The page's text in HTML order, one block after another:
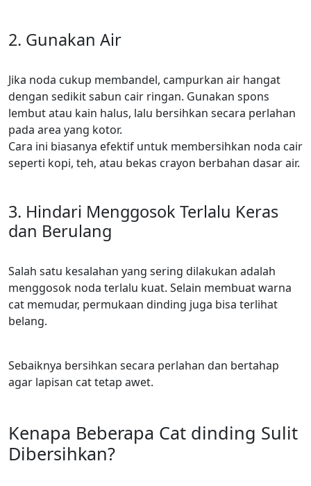
2. Gunakan Air
Jika noda cukup membandel, campurkan air hangat
dengan sedikit sabun cair ringan. Gunakan spons
lembut atau kain halus, lalu bersihkan secara perlahan
pada area yang kotor.
Cara ini biasanya efektif untuk membersihkan noda cair
seperti kopi, teh, atau bekas crayon berbahan dasar air.
3. Hindari Menggosok Terlalu Keras
dan Berulang
Salah satu kesalahan yang sering dilakukan adalah
menggosok noda terlalu kuat. Selain membuat warna
cat memudar, permukaan dinding juga bisa terlihat
belang.
Sebaiknya bersihkan secara perlahan dan bertahap
agar lapisan cat tetap awet.
Kenapa Beberapa Cat dinding Sulit
Dibersihkan?